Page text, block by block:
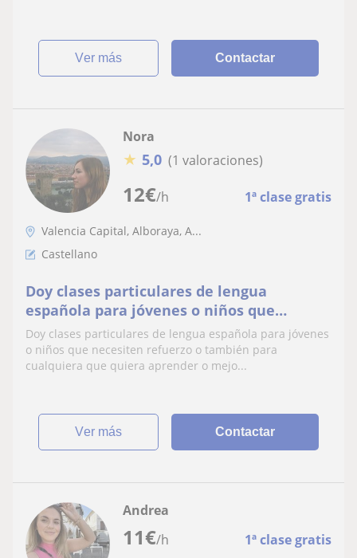
ver más Contactar
12€/h 1ª clase gratis
Nora
★ 5,0 (1 valoraciones)
Valencia Capital, Alboraya, A...
Castellano
Doy clases particulares de lengua
española para jóvenes o niños que
necesiten refuerzo o también para
cualquiera que quiera aprender o mejorar
Doy clases particulares de lengua española para jóvenes
o niños que necesiten refuerzo o también para
cualquiera que quiera aprender o mejo...
ver más Contactar
11€/h 1ª clase gratis
Andrea